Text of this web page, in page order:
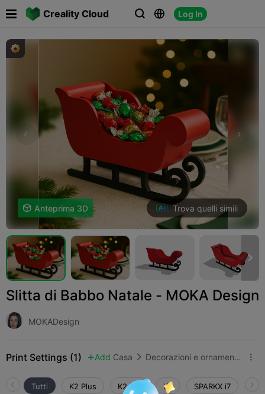
Creality Cloud   Log In
 
 Anteprima 3D Trova quelli simili

Slitta di Babbo Natale - MOKA Design
MOKADesign
Print Settings (1)  Add Casa  Decorazioni e ornamenti per la casa 
Tutti K2 Plus K2 Pro K2 SPARKX i7